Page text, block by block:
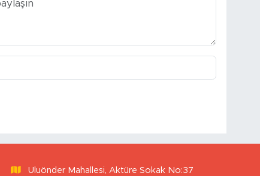
Uluönder Mahallesi, Aktüre Sokak No:37